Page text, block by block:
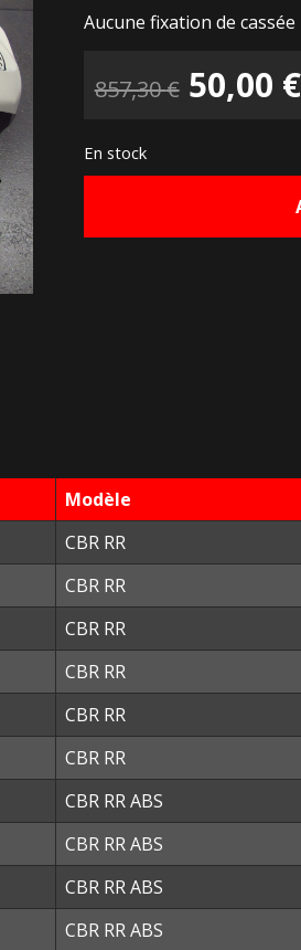
Aucune fixation de cassée
857,30€ Le
initial
50,00 €
En stock
Modèle
CBR RR
CBR RR
CBR RR
CBR RR
CBR RR
CBR RR
CBR RR ABS
CBR RR ABS
CBR RR ABS
CBR RR ABS